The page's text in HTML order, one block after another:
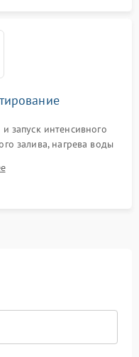
запуск интенсивного
залива, нагрева воды
посторонних шумов,
сухости в поддоне.